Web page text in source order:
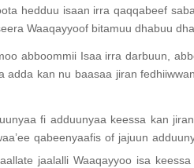
hedduu isaan irra qaqqabeef
Waaqayyoof bitamuu dhabuu
abboommii Isaa irra darbuun,
adda kan nu baasaa jiran
fi adduunyaa keessa kan
qabeenyaafis of jajuun
jaalalli Waaqayyoo isa keessa